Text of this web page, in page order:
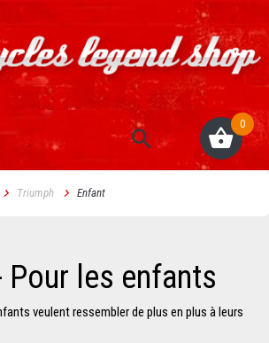
0
Triumph Enfant
Pour les enfants
veulent ressembler de plus en plus à leurs